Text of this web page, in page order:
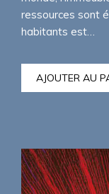
ressources sont
habitants est…
AJOUTER AU